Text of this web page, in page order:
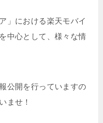
」における楽天モバイ
中心として、様々な情
公開を行っていますの
ませ！